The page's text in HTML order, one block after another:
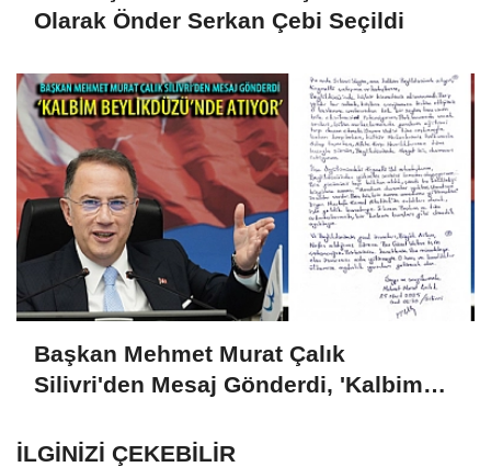
Olarak Önder Serkan Çebi Seçildi
Başkan Mehmet Murat Çalık
Silivri'den Mesaj Gönderdi, 'Kalbim
İLGINIZI ÇEKEBILIR